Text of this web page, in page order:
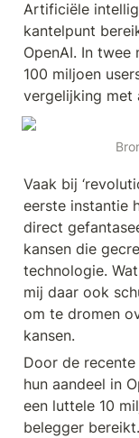
Artificiële
kantelpunt
OpenAI. In
100 miljoen
vergelijking met
Vaak bij
eerste instantie
direct
kansen die
technologie.
mij daar ook
om te dromen
kansen.
Door de recente
hun aandeel in
een luttele 10
belegger